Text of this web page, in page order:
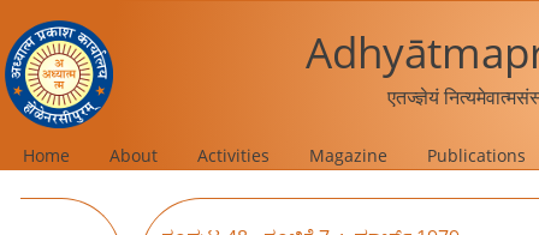
एतज्ज्ञेयं
Home About Activities Magazine Publications